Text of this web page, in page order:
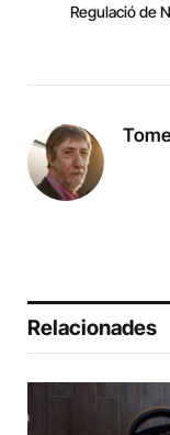
Regulació de
Relacionades